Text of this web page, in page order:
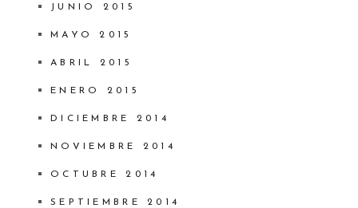
JUNIO 2015
MAYO 2015
ABRIL 2015
ENERO 2015
DICIEMBRE 2014
NOVIEMBRE 2014
OCTUBRE 2014
SEPTIEMBRE 2014